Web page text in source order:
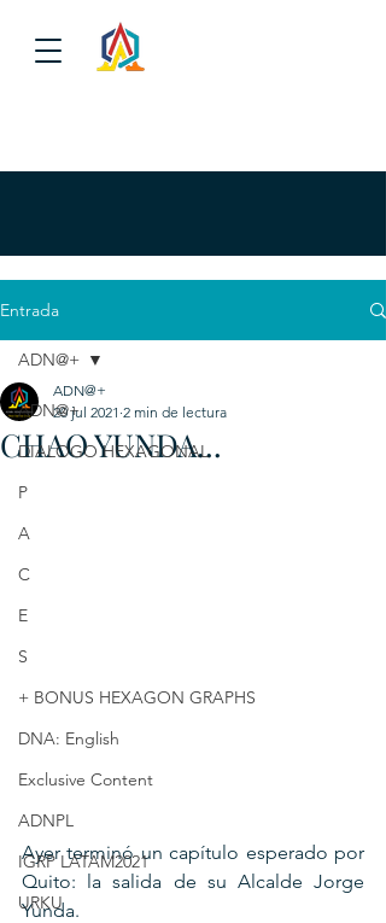
Entrada
ADN@+
DIALOGO HEXAGONAL
P
A
C
E
S
+ BONUS HEXAGON GRAPHS
DNA: English
Exclusive Content
ADNPL
IGRP LATAM2021
URKU
ADN@+
CHAO YUNDA...
ADN@+
20 jul 2021 2 min de lectura
Ayer terminó un capítulo esperado por
Quito: la salida de su Alcalde Jorge
Yunda.